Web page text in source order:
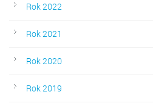
Rok 2022
Rok 2021
Rok 2020
Rok 2019